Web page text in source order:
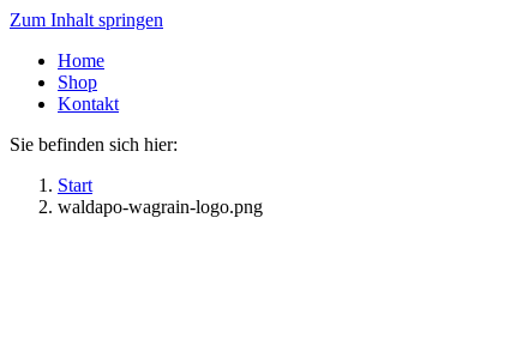
Zum Inhalt springen
Home
Shop
Kontakt
Sie befinden sich hier:
Start
waldapo-wagrain-logo.png